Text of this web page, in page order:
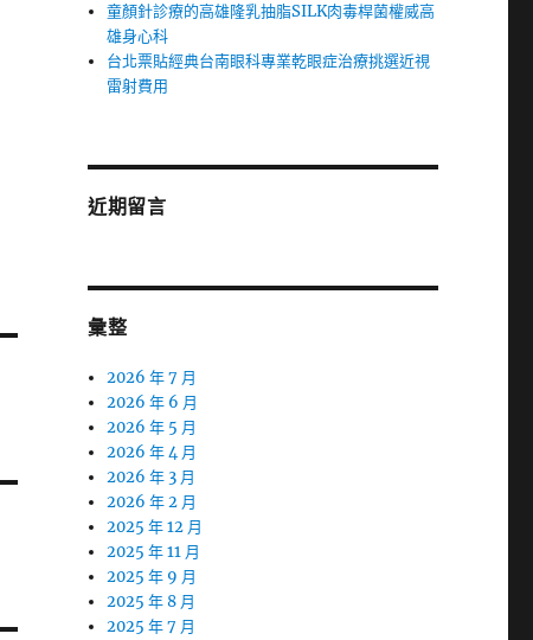
童顏針診療的高雄隆乳抽脂SILK肉毒桿菌權威高
雄身心科
台北票貼經典台南眼科專業乾眼症治療挑選近視
雷射費用
近期留言
彙整
2026 年 7 月
2026 年 6 月
2026 年 5 月
2026 年 4 月
2026 年 3 月
2026 年 2 月
2025 年 12 月
2025 年 11 月
2025 年 9 月
2025 年 8 月
2025 年 7 月